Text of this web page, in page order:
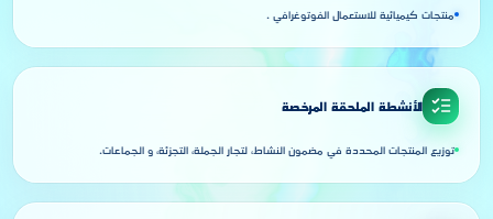
منتجات كيميائية للاستعمال الفوتوغرافي .
الأنشطة الملحقة المرخصة
توزيع المنتجات المحددة في مضمون النشاط، لتجار الجملة، التجزئة، و الجماعات.